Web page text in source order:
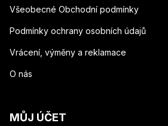
Všeobecné Obchodní podmínky
Podmínky ochrany osobních údajů
Vrácení, výměny a reklamace
O nás
MŮJ ÚČET